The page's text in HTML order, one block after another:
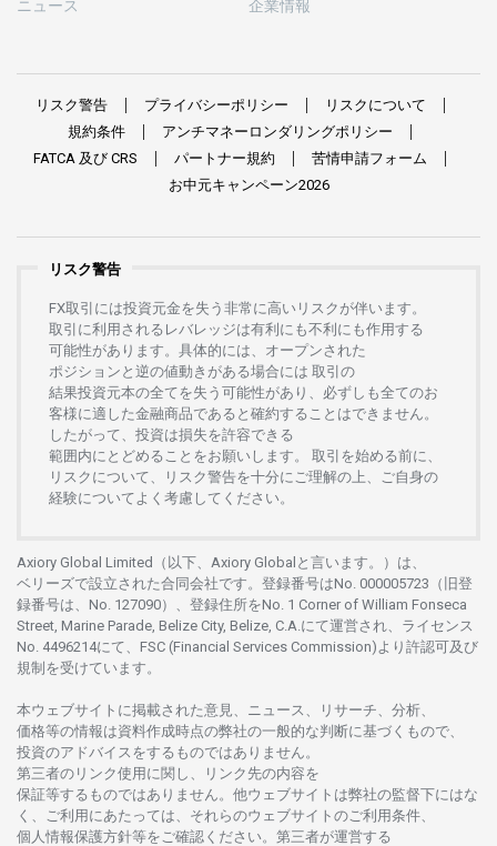
ニュース
企業情報
リスク警告 プライバシーポリシー
リスクについて
規約条件
アンチマネーロンダリングポリシー
FATCA 及び CRS パートナー規約 苦情申請フォーム
お中元キャンペーン2026
リスク警告
FX取引には投資元金を失う 非常に高い リスクが伴います。
取引に利用さ れる レバレッジは有利にも不利にも作用する
可能性があります。 具体的には、 オープンさ れた
ポジションと 逆の値動きがある場合には 取引の
結果投資元本の全てを失う 可能性があり、 必ずしも全てのお
客様に適した金融商品であると 確約することはできません。
したがって、 投資は損失を許容できる
範囲内にとどめることをお 願いします 。 取引を始める前に、
リスクについて、
リスク警告を十分に ご理解の 上、 ご自身の
経験について よく 考慮してください。
Axiory Global Limited（以下、Axiory Globalと言います。）は、
ベリーズで設立さ れた合同会社です。 登録番号はNo. 000005723（旧登
録番号は、No. 127090）、 登録住所をNo. 1 Corner of William Fonseca
Street, Marine Parade, Belize City, Belize, C.A.にて運営さ れ、 ライセンス
No. 4496214にて、FSC (Financial Services Commission)より 許認可及び
規制を受けています。
本ウェブサイトに掲載さ れた意見、ニュース、リサーチ、分析、
価格等の情報は資料作成時点の弊社の一般的な判断に基づくもので、
投資のアドバイスをするものではありません。
第三者の リンク使用に 関し、 リンク先の内容を
保証等するものではありません。 他ウェブサイトは弊社の監督下にはな
く、
ご利用に あたっては、 それらのウェブサイトの ご利用条件、
個人情報保護方針等を ご確認ください。 第三者が運営する